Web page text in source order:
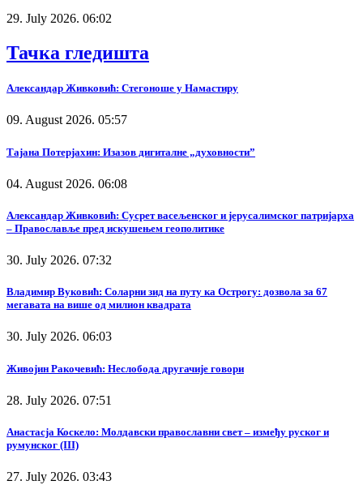
29. July 2026. 06:02
Тачка гледишта
Александар Живковић: Стегоноше у Намастиру
09. August 2026. 05:57
Тајана Потерјахин: Изазов дигиталне „духовности”
04. August 2026. 06:08
Александар Живковић: Сусрет васељенског и јерусалимског патријарха
– Православље пред искушењем геополитике
30. July 2026. 07:32
Владимир Вуковић: Соларни зид на путу ка Острогу: дозвола за 67
мегавата на више од милион квадрата
30. July 2026. 06:03
Живојин Ракочевић: Неслобода другачије говори
28. July 2026. 07:51
Анастасја Коскело: Молдавски православни свет – између руског и
румунског (III)
27. July 2026. 03:43